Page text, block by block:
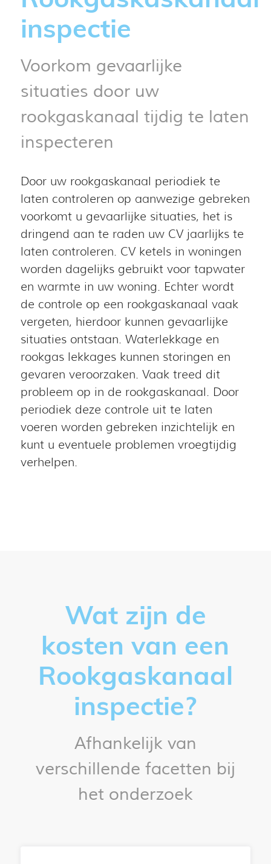
inspectie
Voorkom gevaarlijke
situaties door uw
rookgaskanaal tijdig te laten
inspecteren
Door uw rookgaskanaal periodiek te
laten controleren op aanwezige gebreken
voorkomt u gevaarlijke situaties, het is
dringend aan te raden uw CV jaarlijks te
laten controleren. CV ketels in woningen
worden dagelijks gebruikt voor tapwater
en warmte in uw woning. Echter wordt
de controle op een rookgaskanaal vaak
vergeten, hierdoor kunnen gevaarlijke
situaties ontstaan. Waterlekkage en
rookgas lekkages kunnen storingen en
gevaren veroorzaken. Vaak treed dit
probleem op in de rookgaskanaal. Door
periodiek deze controle uit te laten
voeren worden gebreken inzichtelijk en
kunt u eventuele problemen vroegtijdig
verhelpen.
Wat zijn de
kosten van een
Rookgaskanaal
inspectie?
Afhankelijk van
verschillende facetten bij
het onderzoek